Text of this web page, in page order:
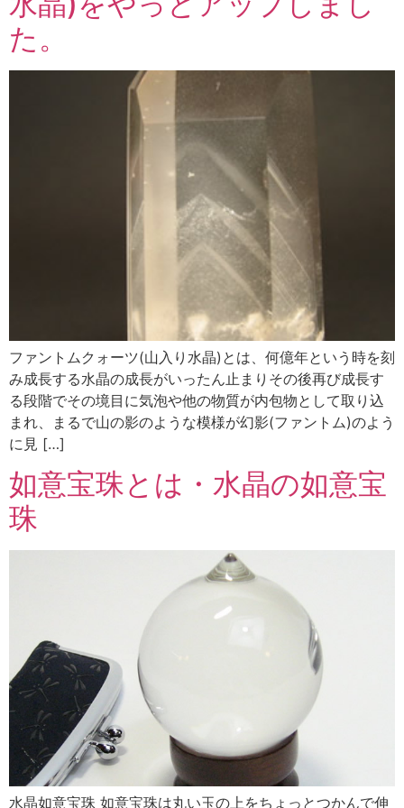
た。
ファントムクォーツ(山入り水晶)とは、何億年という時を刻
み成長する水晶の成長がいったん止まりその後再び成長す
る段階でその境目に気泡や他の物質が内包物として取り込
まれ、まるで山の影のような模様が幻影(ファントム)のよう
に見 […]
如意宝珠とは・水晶の如意宝
珠
水晶如意宝珠 如意宝珠は丸い玉の上をちょっとつかんで伸